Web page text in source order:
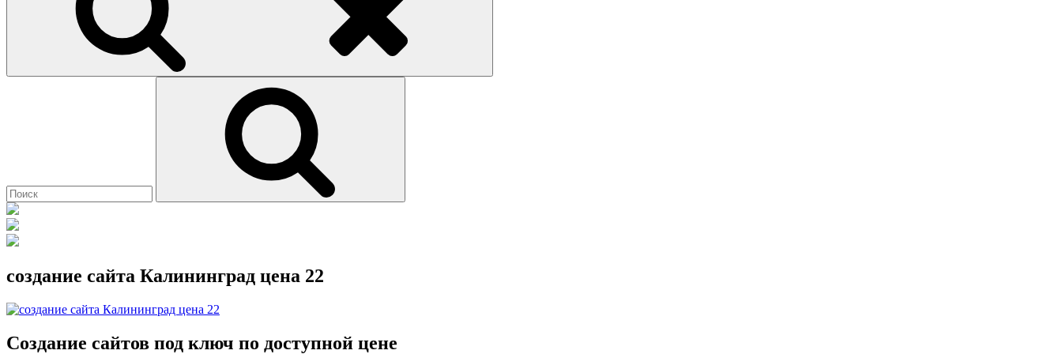
создание сайта Калининград цена 22
Создание сайтов под ключ по доступной цене